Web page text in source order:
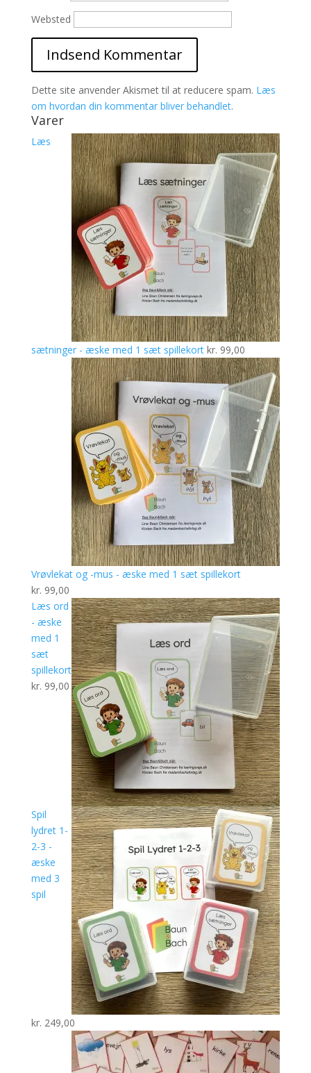
Websted
Dette site anvender Akismet til at reducere spam. Læs
om hvordan din kommentar bliver behandlet.
Varer
Læs
sætninger - æske med 1 sæt spillekort kr. 99,00
Vrøvlekat og -mus - æske med 1 sæt spillekort
kr. 99,00
Læs ord
- æske
med 1
sæt
spillekort
kr. 99,00
Spil
lydret 1-
2-3 -
æske
med 3
spil
kr. 249,00